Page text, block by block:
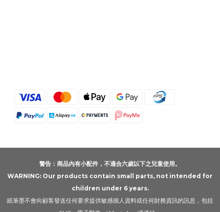
警告：商品內有小配件，不適合六歲以下之兒童使用。
WARNING: Our products contain small parts, not intended for
children under 6 years.
紙筆墨不會向顧客發送任何要求提供敏感個人資料或任何財務資訊的訊息，包括